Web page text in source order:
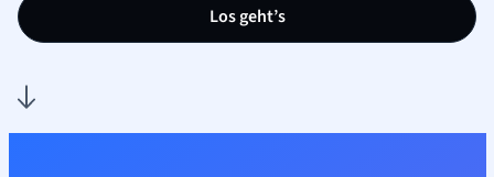
Los geht’s